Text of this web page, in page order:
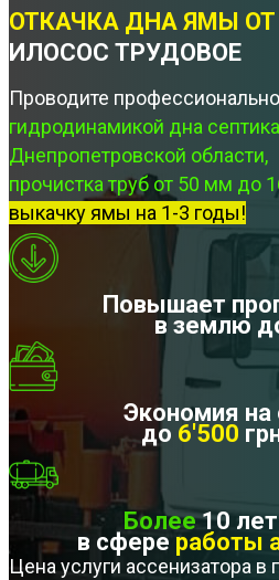
ОТКАЧКА ДНА ЯМЫ
ИЛОСОС ТРУДОВОЕ
Проводите профессионально
гидродинамикой дна
Днепропетровской области,
прочистка труб от 50 мм до
выкачку ямы на 1-3 годы!
Повышает
в землю
Экономия на
до 6'500
Более10
в сфере работы
Цена услуги ассенизатора в